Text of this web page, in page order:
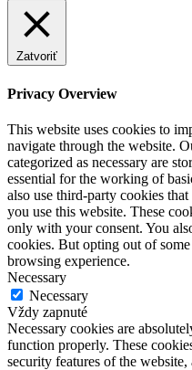
Zatvoriť
Privacy Overview
This website uses cookies to
navigate through the website.
categorized as necessary are
essential for the working of
also use third-party cookies
you use this website. These
only with your consent. You
cookies. But opting out of
browsing experience.
Necessary
Necessary
Vždy zapnuté
Necessary cookies are
function properly. These
security features of the website,